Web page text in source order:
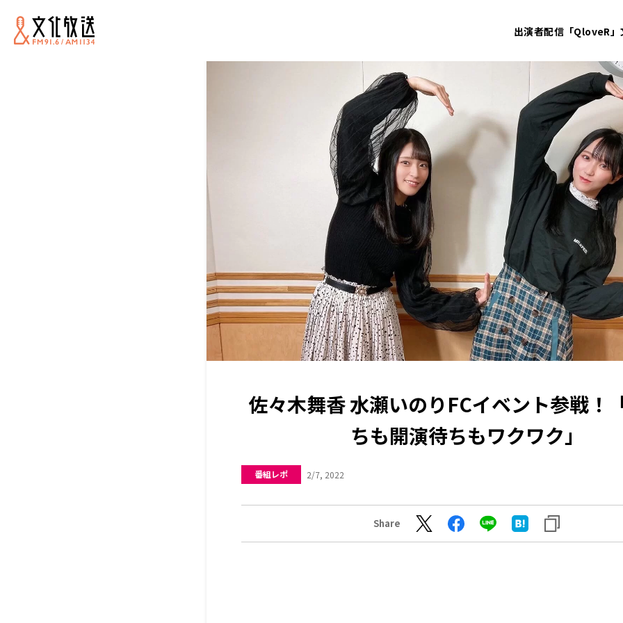
出演者配信「QloveR」
佐々木舞香 水瀬いのりFCイベント参戦！
ちも開演待ちもワクワク」
番組レポ 2/7, 2022
Share